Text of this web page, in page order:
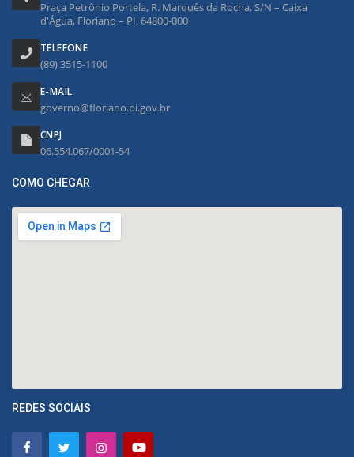
Praça Petrônio Portela, R. Marquês da Rocha, S/N – Caixa
d'Água, Floriano – PI, 64800-000
TELEFONE
(89) 3515-1100
E-MAIL
governo@floriano.pi.gov.br
CNPJ
06.554.067/0001-54
COMO CHEGAR
REDES SOCIAIS